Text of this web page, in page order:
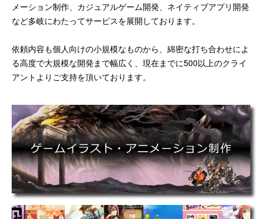
メーション制作、カジュアルゲーム開発、ネイティブアプリ開発
など多岐にわたってサービスを展開しております。
依頼内容も個人向けの小規模なものから、綿密な打ち合わせによ
る高度で大規模な開発まで幅広く、現在までに500以上のクライ
アントよりご支持を頂いております。